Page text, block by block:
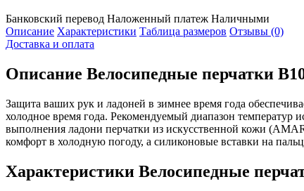
Банковский перевод Наложенный платеж Наличными
Описание Характеристики Таблица размеров Отзывы (0)
Доставка и оплата
Описание Велосипедные перчатки
Защита ваших рук и ладоней в зимнее время года
холодное время года. Рекомендуемый диапазон температур
выполнения ладони перчатки из искусственной кожи
комфорт в холодную погоду, а силиконовые вставки на
Характеристики Велосипедные